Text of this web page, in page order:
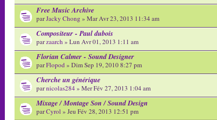
Free Music Archive
parJacky Chong » Mar Avr 23, 2013 11:34 am
Compositeur - Paul dubois
parzaarch» Lun Avr 01, 2013 1:11 am
Florian Calmer - Sound Designer
parFlopod» Dim Sep 19, 2010 8:27 pm
Cherche un générique
parnicolas284» Mer Fév 27, 2013 1:04 am
Mixage / Montage Son / Sound Design
parCyrol » Jeu Fév 28, 2013 12:51 pm